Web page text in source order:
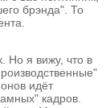
брэнда". То
Но я вижу, что в
идёт
кадров.